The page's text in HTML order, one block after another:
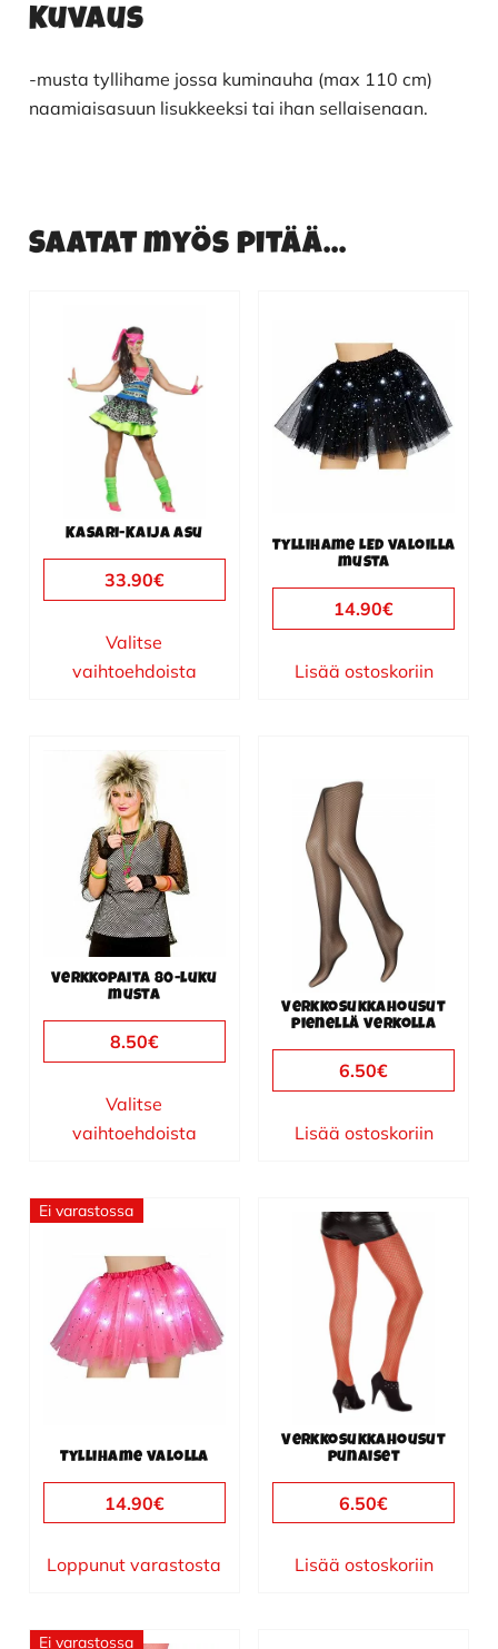
Kuvaus
-musta tyllihame jossa kuminauha (max 110 cm)
naamiaisasuun lisukkeeksi tai ihan sellaisenaan.
Saatat myös pitää...
Kasari-Kaija asu
33.90€
Valitse
vaihtoehdoista
tuotteella
useampi
muunnelma.
Tyllihame LED valoilla
musta
14.90€
Lisää ostoskoriin
Verkkopaita 80-luku
musta
8.50€
Valitse
vaihtoehdoista
tuotteella
useampi
muunnelma.
tehdä
tuotteen
sivulla.
Verkkosukkahousut
pienellä verkolla
6.50€
Lisää ostoskoriin
Ei varastossa
Tyllihame valolla
14.90€
Loppunut varastosta
Verkkosukkahousut
punaiset
6.50€
Lisää ostoskoriin
Ei varastossa